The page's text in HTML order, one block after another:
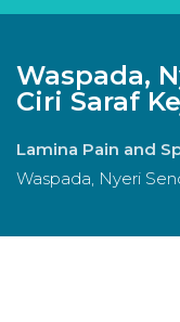
Waspada,
Ciri Saraf
Lamina Pain and
Waspada, Nyeri